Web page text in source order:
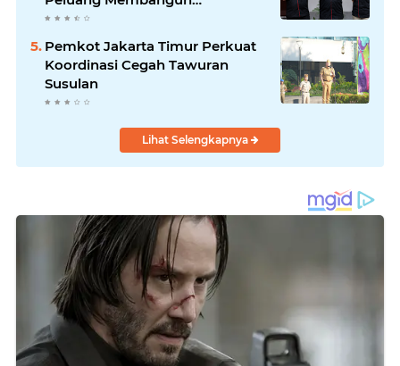
Identitasnya Sendiri
Pemkot Jakarta Timur Perkuat
Koordinasi Cegah Tawuran
Susulan
Lihat Selengkapnya